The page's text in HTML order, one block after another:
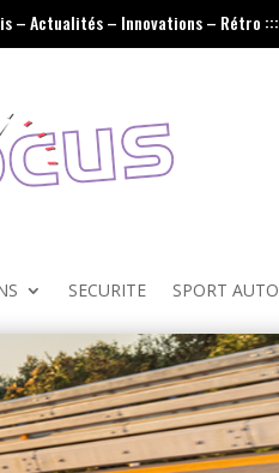
– Actualités – Innovations – Rétro :::
SECURITE SPORT AUTO